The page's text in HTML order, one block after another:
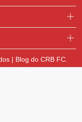
| Blog do CRB FC.